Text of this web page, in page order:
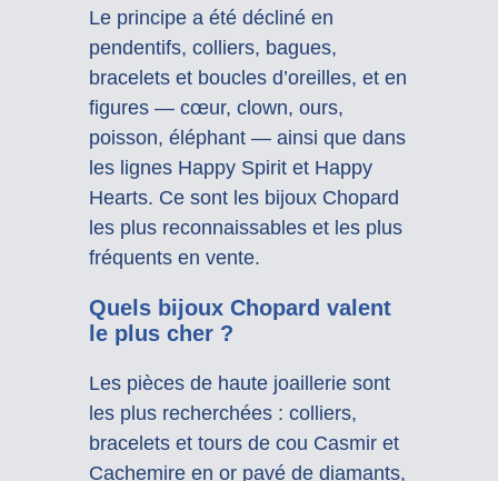
Le principe a été décliné en
pendentifs, colliers, bagues,
bracelets et boucles d’oreilles, et en
figures — cœur, clown, ours,
poisson, éléphant — ainsi que dans
les lignes Happy Spirit et Happy
Hearts. Ce sont les bijoux Chopard
les plus reconnaissables et les plus
fréquents en vente.
Quels bijoux Chopard valent
le plus cher ?
Les pièces de haute joaillerie sont
les plus recherchées : colliers,
bracelets et tours de cou Casmir et
Cachemire en or pavé de diamants,